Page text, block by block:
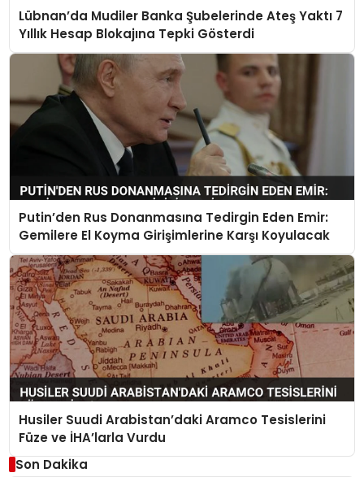
Lübnan’da Mudiler Banka Şubelerinde Ateş Yaktı 7
Yıllık Hesap Blokajına Tepki Gösterdi
Putin’den Rus Donanmasına Tedirgin Eden Emir:
Gemilere El Koyma Girişimlerine Karşı Koyulacak
Husiler Suudi Arabistan’daki Aramco Tesislerini
Füze ve İHA’larla Vurdu
Son Dakika